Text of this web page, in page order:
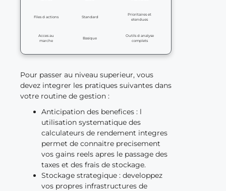
Files d actions Standard
Prioritaires et
etendues
Acces au
marche
Basique
Outils d analyse
complets
Pour passer au niveau superieur, vous
devez integrer les pratiques suivantes dans
votre routine de gestion :
Anticipation des benefices : l
utilisation systematique des
calculateurs de rendement integres
permet de connaitre precisement
vos gains reels apres le passage des
taxes et des frais de stockage.
Stockage strategique : developpez
vos propres infrastructures de